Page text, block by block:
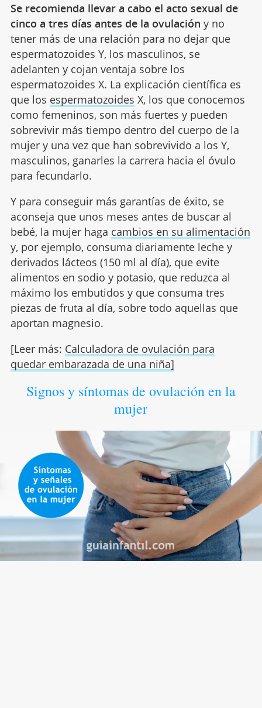
Se recomienda llevar a cabo el acto sexual de
cinco a tres días antes de la ovulación y no
tener más de una relación para no dejar que
espermatozoides Y, los masculinos, se
adelanten y cojan ventaja sobre los
espermatozoides X. La explicación científica es
que los espermatozoides X, los que conocemos
como femeninos, son más fuertes y pueden
sobrevivir más tiempo dentro del cuerpo de la
mujer y una vez que han sobrevivido a los Y,
masculinos, ganarles la carrera hacia el óvulo
para fecundarlo.
Y para conseguir más garantías de éxito, se
aconseja que unos meses antes de buscar al
bebé, la mujer haga cambios en su alimentación
y, por ejemplo, consuma diariamente leche y
derivados lácteos (150 ml al día), que evite
alimentos en sodio y potasio, que reduzca al
máximo los embutidos y que consuma tres
piezas de fruta al día, sobre todo aquellas que
aportan magnesio.
[Leer más: Calculadora de ovulación para
quedar embarazada de una niña]
Signos y síntomas de ovulación en la
mujer